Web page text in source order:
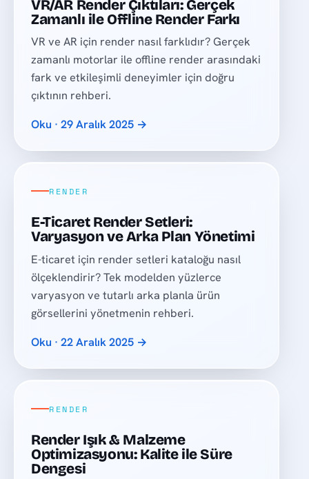
VR/AR Render Çıktıları: Gerçek
Zamanlı ile Offline Render Farkı
VR ve AR için render nasıl farklıdır? Gerçek
zamanlı motorlar ile offline render arasındaki
fark ve etkileşimli deneyimler için doğru
çıktının rehberi.
Oku · 29 Aralık 2025 →
RENDER
E-Ticaret Render Setleri:
Varyasyon ve Arka Plan Yönetimi
E-ticaret için render setleri kataloğu nasıl
ölçeklendirir? Tek modelden yüzlerce
varyasyon ve tutarlı arka planla ürün
görsellerini yönetmenin rehberi.
Oku · 22 Aralık 2025 →
RENDER
Render Işık & Malzeme
Optimizasyonu: Kalite ile Süre
Dengesi